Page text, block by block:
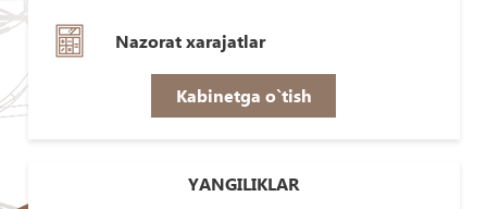
Nazorat xarajatlar
Kabinetga o`tish
YANGILIKLAR